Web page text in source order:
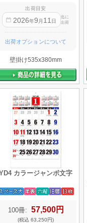
出荷目安
2026年9 月 11 日
迄に
出荷
出荷オプションについて
壁掛け535x380mm
カラージャンボ文字
100冊: 57,500円
(税込 63,250円)